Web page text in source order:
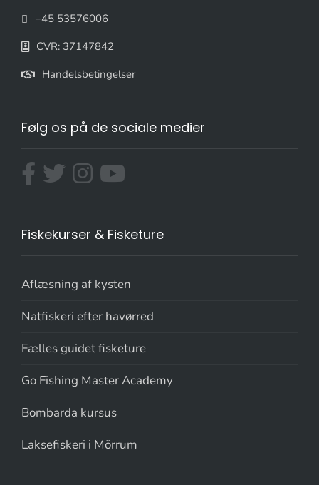
+45 53576006
CVR: 37147842
Handelsbetingelser
Følg os på de sociale medier
Fiskekurser & Fisketure
Aflæsning af kysten
Natfiskeri efter havørred
Fælles guidet fisketure
Go Fishing Master Academy
Bombarda kursus
Laksefiskeri i Mörrum